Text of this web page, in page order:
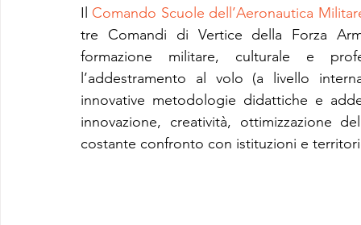
Il Comando Scuole dell’Aeronautica
tre Comandi di Vertice della Forza
formazione militare, culturale e
l’addestramento al volo (a livello
innovative metodologie didattiche e
innovazione, creatività, ottimizzazione
costante confronto con istituzioni e